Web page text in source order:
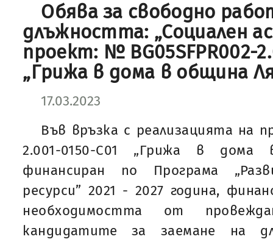
Обява за свободно
длъжността: „Социален
проект: № BG05SFPR002-
„Грижа в дома в община
17.03.2023
Във връзка с реализацията на
2.001-0150-С01 „Грижа в дома
финансиран по Програма
ресурси” 2021 - 2027 година,
необходимостта от
кандидатите за заемане на